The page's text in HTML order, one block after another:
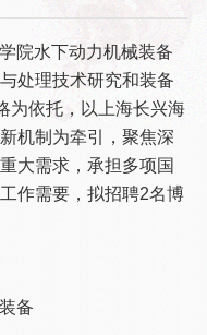
院水下动力机械装备
处理技术研究和装备
为依托，以上海长兴海
机制为牵引，聚焦深
大需求，承担多项国
作需要，拟招聘2名博
备